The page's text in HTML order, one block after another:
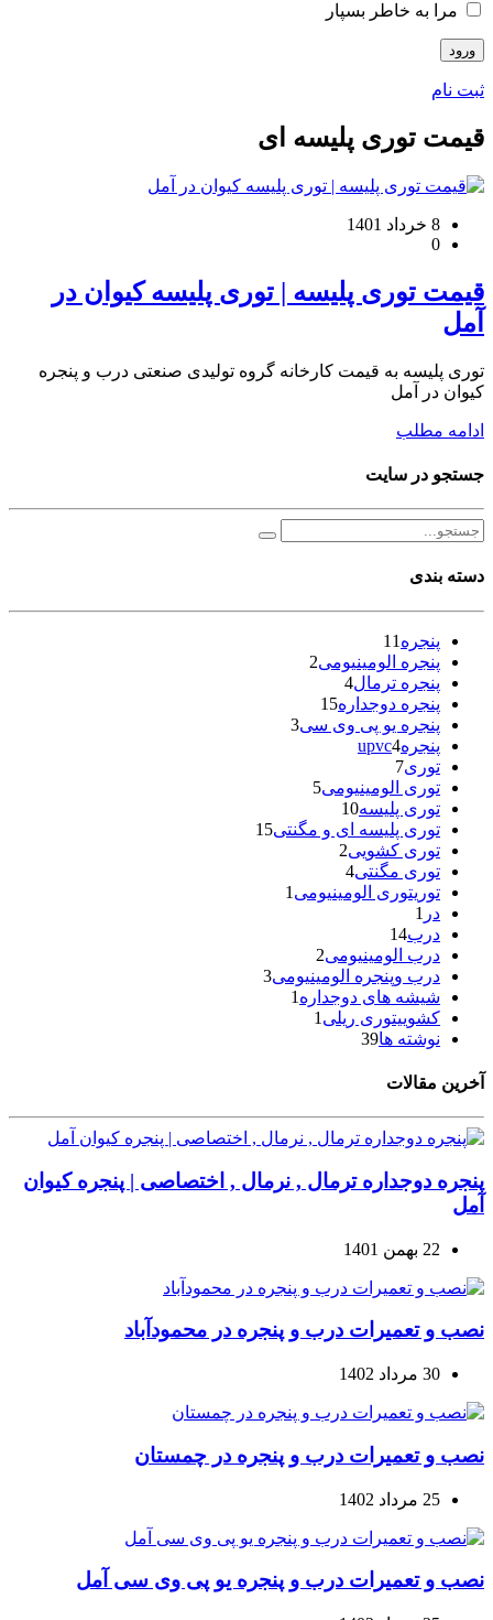
مرا به خاطر بسپار
ثبت نام
قیمت توری پلیسه ای
8 خرداد 1401
0
قیمت توری پلیسه | توری پلیسه کیوان در
آمل
توری پلیسه به قیمت کارخانه گروه تولیدی صنعتی درب و پنجره
کیوان در آمل
ادامه مطلب
جستجو در سایت
دسته بندی
پنجره 11
پنجره الومینیومی2
پنجره ترمال4
پنجره دوجداره15
پنجره یو پی وی سی3
پنجرهupvc4
توری7
توری الومینیومی5
توری پلیسه10
توری پلیسه ای و مگنتی15
توری کشویی2
توری مگنتی4
توریتوری الومینیومی 1
در 1
درب14
درب الومینیومی2
درب وپنجره الومینیومی3
شیشه های دوجداره 1
کشوییتوری ریلی 1
نوشته ها39
آخرین مقالات
پنجره دوجداره ترمال , نرمال , اختصاصی | پنجره کیوان
آمل
22 بهمن 1401
نصب و تعمیرات درب و پنجره در محمودآباد
30 مرداد 1402
نصب و تعمیرات درب و پنجره در چمستان
25 مرداد 1402
نصب و تعمیرات درب و پنجره یو پی وی سی آمل